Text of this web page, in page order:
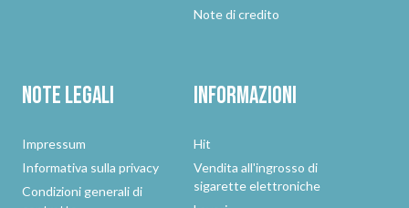
Note di credito
Note legali
Impressum
Informativa sulla privacy
Condizioni generali di
Informazioni
Hit
Vendita all'ingrosso di
sigarette elettroniche